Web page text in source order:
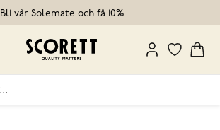
Bli vår Solemate och få 10%